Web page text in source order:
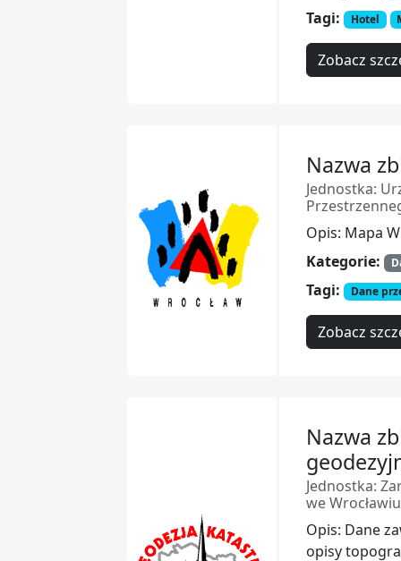
Tagi: Hotel
Zobacz
Nazwa
Jednostka:
Opis: Mapa
Kategorie:
Tagi: Dane
Zobacz
Nazwa
Jednostka:
we Wrocławiu
Opis: Dane
opisy